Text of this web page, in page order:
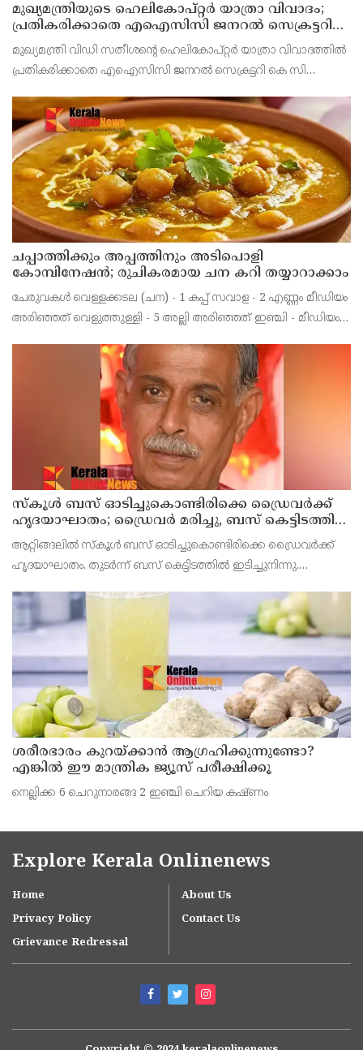
മുഖ്യമന്ത്രിയുടെ ഹെലികോപ്റ്റര്‍ യാത്രാ വിവാദം;
പ്രതികരിക്കാതെ എഐസിസി ജനറല്‍ സെക്രട്ടറി
കെ സി വേണുഗോപാല്‍
മുഖ്യമന്ത്രി വിഡി സതീശന്റെ ഹെലികോപ്റ്റര്‍ യാത്രാ വിവാദത്തില്‍
പ്രതികരിക്കാതെ എഐസിസി ജനറല്‍ സെക്രട്ടറി കെ സി
പ്രതികരിക്കാനില്ലെന്നും ആരോപണങ്ങള്‍ ഉന്നയിക്കുക എ
ചപ്പാത്തിക്കും അപ്പത്തിനും അടിപൊളി
കോമ്പിനേഷൻ; രുചികരമായ ചന കറി തയ്യാറാക്കാം
ചേരുവകൾ വെള്ളക്കടല (ചന) - 1 കപ്പ് സവാള - 2 എണ്ണം മീഡിയം
അരിഞ്ഞത് വെളുത്തുള്ളി - 5 അല്ലി അരിഞ്ഞത് ഇഞ്ചി - മീഡിയം
സ്കൂൾ ബസ് ഓടിച്ചുകൊണ്ടിരിക്കെ ഡ്രൈവർക്ക്
ഹൃദയാഘാതം; ഡ്രൈവർ മരിച്ചു, ബസ് കെട്ടിടത്തിൽ
ഇടിച്ചുനിന്നു; രണ്ട് കുട്ടികൾക്ക് പരിക്ക്
ആറ്റിങ്ങലിൽ സ്കൂൾ ബസ് ഓടിച്ചുകൊണ്ടിരിക്കെ ഡ്രൈവർക്ക്
ഹൃദയാഘാതം. തുടർന്ന് ബസ് കെട്ടിടത്തിൽ ഇടിച്ചുനിന്നു.
ശരീരഭാരം കുറയ്ക്കാൻ ആഗ്രഹിക്കുന്നുണ്ടോ?
എങ്കിൽ ഈ മാന്ത്രിക ജ്യൂസ് പരീക്ഷിക്കൂ
നെല്ലിക്ക 6 ചെറുനാരങ്ങ 2 ഇഞ്ചി ചെറിയ കഷ്ണം
Explore Kerala Onlinenews
Home
About Us
Privacy Policy
Contact Us
Grievance Redressal